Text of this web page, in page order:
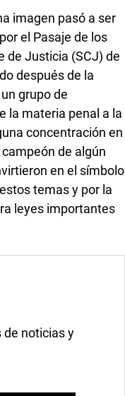
imagen pasó a ser
el Pasaje de los
de Justicia (SCJ) de
después de la
grupo de
la materia penal a la
concentración en
de algún
en el símbolo
temas y por la
leyes importantes
de noticias y